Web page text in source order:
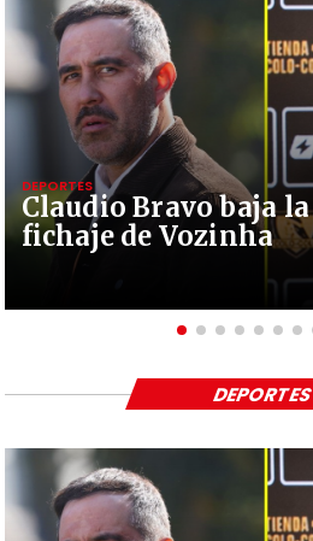
Claudio Bravo baja
fichaje de Vozinha
DEPORTES
DEPORTES